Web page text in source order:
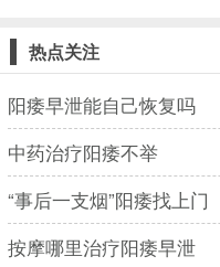
热点关注
阳痿早泄能自己恢复吗
中药治疗阳痿不举
“事后一支烟”阳痿找上门
按摩哪里治疗阳痿早泄